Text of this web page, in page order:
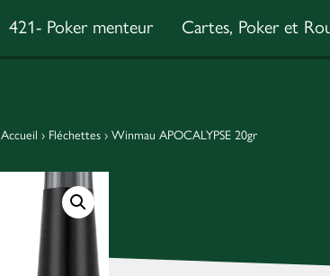
421- Poker menteur Cartes, Poker et
Accueil › Fléchettes› Winmau APOCALYPSE 20gr